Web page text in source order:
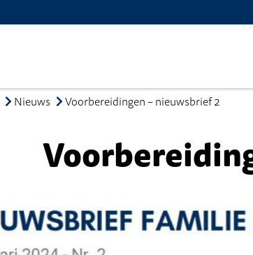
Nieuws Voorbereidingen – nieuwsbrief 2